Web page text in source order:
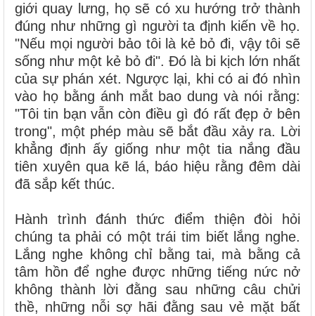
giới quay lưng, họ sẽ có xu hướng trở thành
đúng như những gì người ta định kiến về họ.
"Nếu mọi người bảo tôi là kẻ bỏ đi, vậy tôi sẽ
sống như một kẻ bỏ đi". Đó là bi kịch lớn nhất
của sự phán xét. Ngược lại, khi có ai đó nhìn
vào họ bằng ánh mắt bao dung và nói rằng:
"Tôi tin bạn vẫn còn điều gì đó rất đẹp ở bên
trong", một phép màu sẽ bắt đầu xảy ra. Lời
khẳng định ấy giống như một tia nắng đầu
tiên xuyên qua kẽ lá, báo hiệu rằng đêm dài
đã sắp kết thúc.
Hành trình đánh thức điểm thiện đòi hỏi
chúng ta phải có một trái tim biết lắng nghe.
Lắng nghe không chỉ bằng tai, mà bằng cả
tâm hồn để nghe được những tiếng nức nở
không thành lời đằng sau những câu chửi
thề, những nỗi sợ hãi đằng sau vẻ mặt bất